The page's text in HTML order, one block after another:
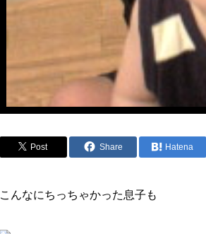
Post Share Hatena
こんなにちっちゃかった息子も